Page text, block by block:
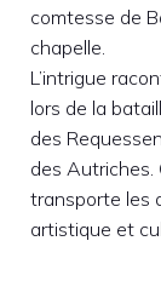
comtesse de
chapelle.
L’intrigue
lors de la
des
des Autriches.
transporte les
artistique et